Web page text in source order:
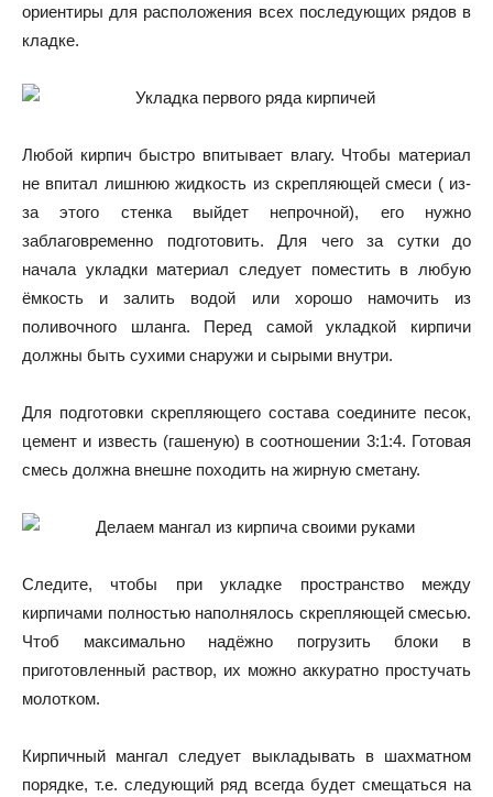
ориентиры для расположения всех последующих рядов в
кладке.
Любой кирпич быстро впитывает влагу. Чтобы материал
не впитал лишнюю жидкость из скрепляющей смеси ( из-
за этого стенка выйдет непрочной), его нужно
заблаговременно подготовить. Для чего за сутки до
начала укладки материал следует поместить в любую
ёмкость и залить водой или хорошо намочить из
поливочного шланга. Перед самой укладкой кирпичи
должны быть сухими снаружи и сырыми внутри.
Для подготовки скрепляющего состава соедините песок,
цемент и известь (гашеную) в соотношении 3:1:4. Готовая
смесь должна внешне походить на жирную сметану.
Следите, чтобы при укладке пространство между
кирпичами полностью наполнялось скрепляющей смесью.
Чтоб максимально надёжно погрузить блоки в
приготовленный раствор, их можно аккуратно простучать
молотком.
Кирпичный мангал следует выкладывать в шахматном
порядке, т.е. следующий ряд всегда будет смещаться на